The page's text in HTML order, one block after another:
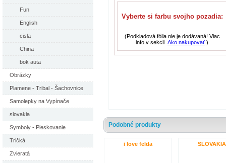
Fun
English
cisla
China
bok auta
Obrázky
Plamene - Tribal - Šachovnice
Samolepky na Vypínače
slovakia
Symboly - Pieskovanie
Tričká
Zvieratá
Vyberte si farbu svojho pozadia:
(Podkladová fólia nie je dodávaná! Viac
info v sekcii Ako nakupovať )
Podobné produkty
i love felda SLOVAKIA